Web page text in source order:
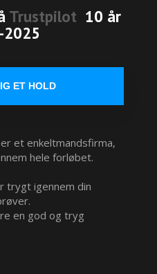
Trustpilot 10 år
2025
ET HOLD
et enkeltmandsfirma,
hele forløbet.​
trygt igennem din
en god og tryg